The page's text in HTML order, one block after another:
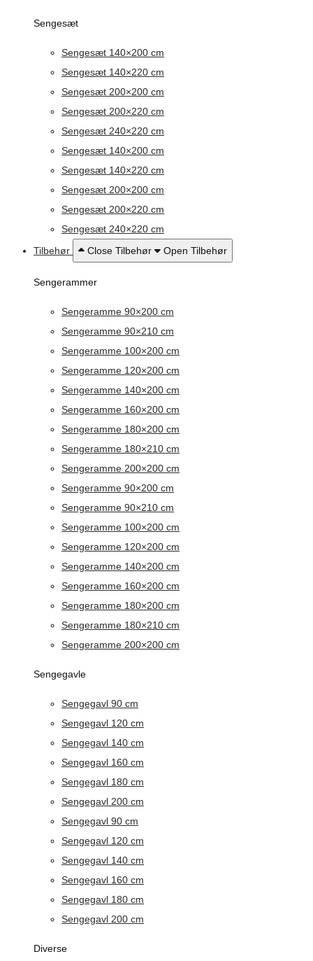
Sengesæt
Sengesæt 140×200 cm
Sengesæt 140×220 cm
Sengesæt 200×200 cm
Sengesæt 200×220 cm
Sengesæt 240×220 cm
Sengesæt 140×200 cm
Sengesæt 140×220 cm
Sengesæt 200×200 cm
Sengesæt 200×220 cm
Sengesæt 240×220 cm
Tilbehør
Close Tilbehør Open Tilbehør
Sengerammer
Sengeramme 90×200 cm
Sengeramme 90×210 cm
Sengeramme 100×200 cm
Sengeramme 120×200 cm
Sengeramme 140×200 cm
Sengeramme 160×200 cm
Sengeramme 180×200 cm
Sengeramme 180×210 cm
Sengeramme 200×200 cm
Sengeramme 90×200 cm
Sengeramme 90×210 cm
Sengeramme 100×200 cm
Sengeramme 120×200 cm
Sengeramme 140×200 cm
Sengeramme 160×200 cm
Sengeramme 180×200 cm
Sengeramme 180×210 cm
Sengeramme 200×200 cm
Sengegavle
Sengegavl 90 cm
Sengegavl 120 cm
Sengegavl 140 cm
Sengegavl 160 cm
Sengegavl 180 cm
Sengegavl 200 cm
Sengegavl 90 cm
Sengegavl 120 cm
Sengegavl 140 cm
Sengegavl 160 cm
Sengegavl 180 cm
Sengegavl 200 cm
Diverse